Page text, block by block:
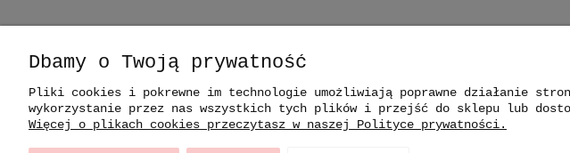
Regulamin
Polityka Prywatności
Płatność, Dostawa,Zwroty
Dbamy o Twoją prywatność
Pliki cookies i pokrewne im technologie umożliwiają poprawne działanie
wykorzystanie przez nas wszystkich tych plików i przejść do sklepu lub
Więcej o plikach cookies przeczytasz w naszej Polityce prywatności.